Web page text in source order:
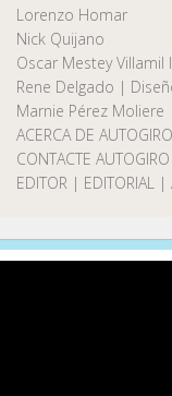
Lorenzo Homar
Nick Quijano
Oscar Mestey
Rene Delgado |
Marnie Pérez Moliere
ACERCA DE AUTOGIRO
CONTACTE AUTOGIRO
EDITOR | EDITORIAL |